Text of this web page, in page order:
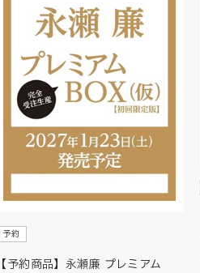
予約
【予約商品】永瀬廉 プレミアム